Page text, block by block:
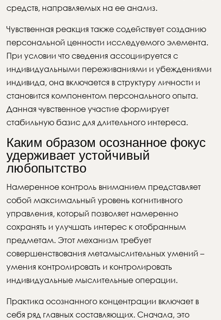
средств, направляемых на ее анализ.
Чувственная реакция также содействует созданию
персональной ценности исследуемого элемента.
При условии что сведения ассоциируется с
индивидуальными переживаниями и убеждениями
индивида, она включается в структуру личности и
становится компонентом персонального опыта.
Данная чувственное участие формирует
стабильную базис для длительного интереса.
Каким образом осознанное фокус
удерживает устойчивый
любопытство
Намеренное контроль вниманием представляет
собой максимальный уровень когнитивного
управления, который позволяет намеренно
сохранять и улучшать интерес к отобранным
предметам. Этот механизм требует
совершенствования метамыслительных умений –
умения контролировать и контролировать
индивидуальные мыслительные операции.
Практика осознанного концентрации включает в
себя ряд главных составляющих. Сначала, это